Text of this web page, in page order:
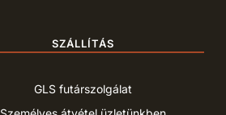
SZÁLLÍTÁS
GLS futárszolgálat